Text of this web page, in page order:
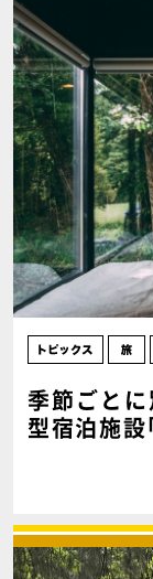
季節ごと
型宿泊施